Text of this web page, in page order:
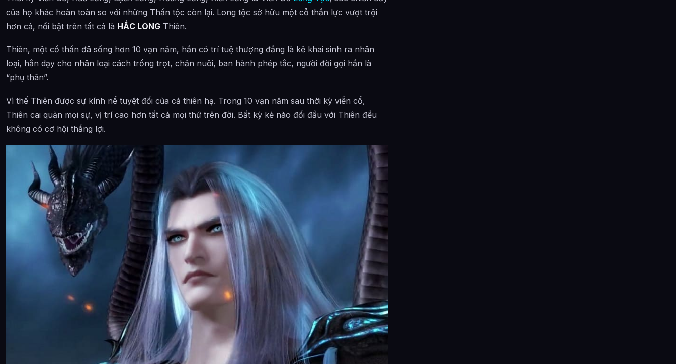
của họ khác hoàn toàn so với những Thần tộc còn lại. Long tộc sở hữu một cỗ thần lực vượt trội
hơn cả, nổi bật trên tất cả là HẮC LONG Thiên.
Thiên, một cổ thần đã sống hơn 10 vạn năm, hắn có trí tuệ thượng đẳng là kẻ khai sinh ra nhân
loại, hắn dạy cho nhân loại cách trồng trọt, chăn nuôi, ban hành phép tắc, người đời gọi hắn là
“phụ thân”.
Vì thế Thiên được sự kính nể tuyệt đối của cả thiên hạ. Trong 10 vạn năm sau thời kỳ viễn cổ,
Thiên cai quản mọi sự, vị trí cao hơn tất cả mọi thứ trên đời. Bất kỳ kẻ nào đối đầu với Thiên đều
không có cơ hội thắng lợi.